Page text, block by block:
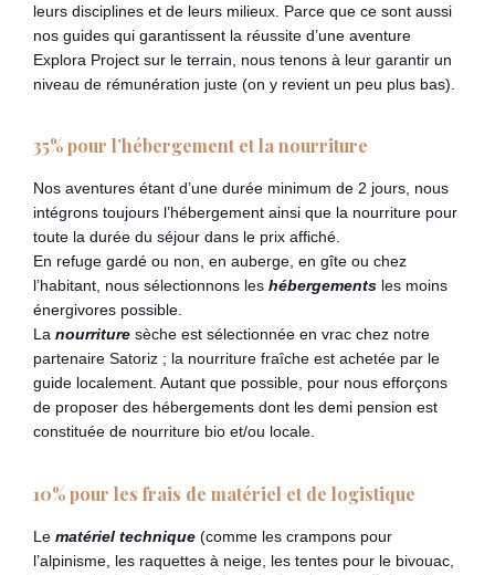
leurs disciplines et de leurs milieux. Parce que ce sont aussi
nos guides qui garantissent la réussite d’une aventure
Explora Project sur le terrain, nous tenons à leur garantir un
niveau de rémunération juste (on y revient un peu plus bas).
35% pour l’hébergement et la nourriture
Nos aventures étant d’une durée minimum de 2 jours, nous
intégrons toujours l’hébergement ainsi que la nourriture pour
toute la durée du séjour dans le prix affiché.
En refuge gardé ou non, en auberge, en gîte ou chez
l’habitant, nous sélectionnons les hébergements les moins
énergivores possible.
La nourriture sèche est sélectionnée en vrac chez notre
partenaire Satoriz ; la nourriture fraîche est achetée par le
guide localement. Autant que possible, pour nous efforçons
de proposer des hébergements dont les demi pension est
constituée de nourriture bio et/ou locale.
10% pour les frais de matériel et de logistique
Le matériel technique (comme les crampons pour
l’alpinisme, les raquettes à neige, les tentes pour le bivouac,